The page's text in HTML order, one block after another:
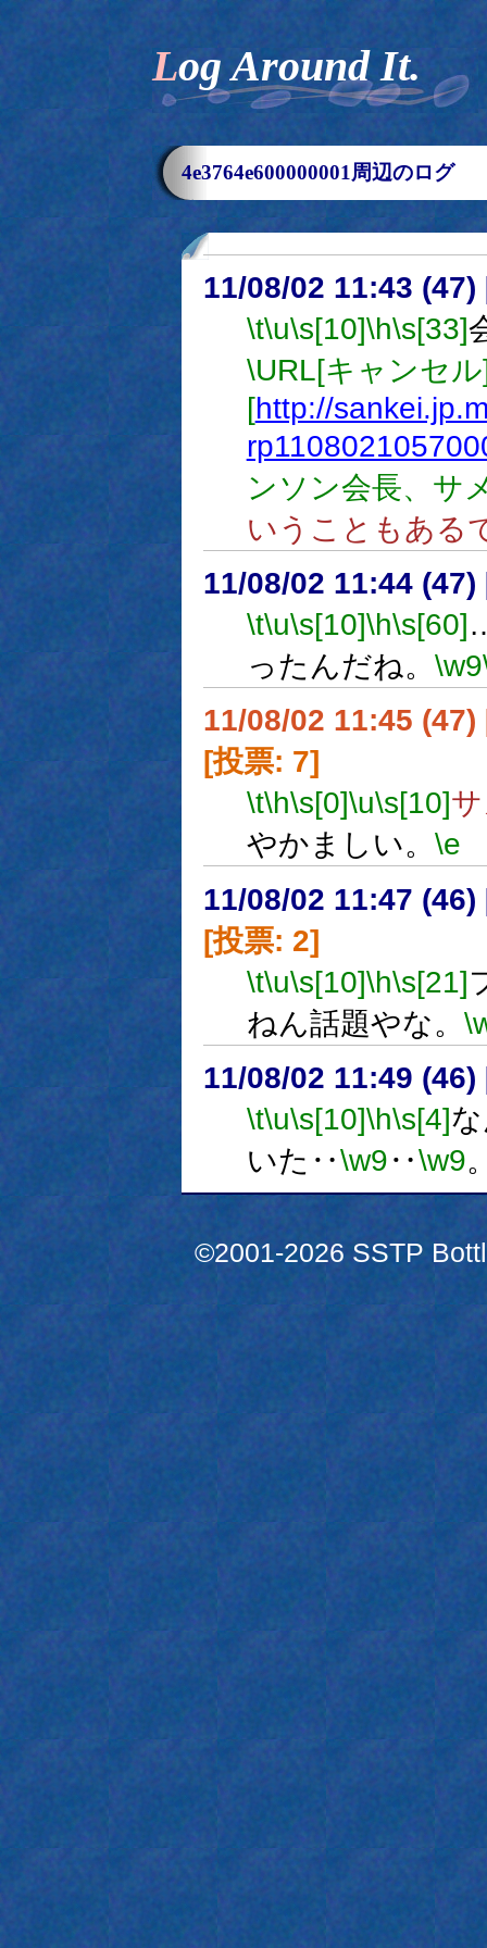
Log Around It.
4e3764e600000001周辺のログ
11/08/02 11:43 (47)
\t\u\s[10]\h\s[33]
\URL[キャンセ
[http://
ンソン会長、サ
いうこともある
11/08/02 11:44 (47)
\t\u\s[10]\h\s[60]
ったんだね。 \w9
11/08/02 11:45 (47)
[投票: 7]
\t\h\s[0]\u\s[10]
やかましい。 \e
11/08/02 11:47 (46)
[投票: 2]
\t\u\s[10]\h\s[21]
ねん話題やな。
11/08/02 11:49 (46)
\t\u\s[10]\h\s[4]
いた‥\w9‥\w9
©2001-2026 SSTP